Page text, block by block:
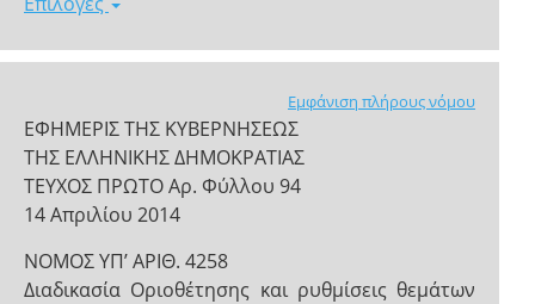
Εμφάνιση πλήρους νόμου
ΕΦΗΜΕΡΙΣ ΤΗΣ ΚΥΒΕΡΝΗΣΕΩΣ
ΤΗΣ ΕΛΛΗΝΙΚΗΣ ΔΗΜΟΚΡΑΤΙΑΣ
ΤΕΥΧΟΣ ΠΡΩΤΟ Αρ. Φύλλου 94
14 Απριλίου 2014
ΝΟΜΟΣ ΥΠ’ ΑΡΙΘ. 4258
Διαδικασία Οριοθέτησης και ρυθμίσεις θεμάτων